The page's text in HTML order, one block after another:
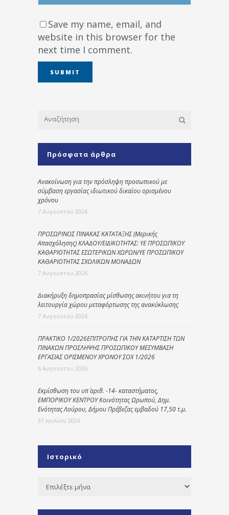
Save my name, email, and
website in this browser for the
next time I comment.
Πρόσφατα άρθρα
Ανακοίνωση για την πρόσληψη προσωπικού με
σύμβαση εργασίας ιδιωτικού δικαίου ορισμένου
χρόνου
7 Αυγούστου 2026
ΠΡΟΣΩΡΙΝΟΣ ΠΙΝΑΚΑΣ ΚΑΤΑΤΑΞΗΣ (Μερικής
Απασχόλησης) ΚΛΑΔΟΥ/ΕΙΔΙΚΟΤΗΤΑΣ: ΥΕ ΠΡΟΣΩΠΙΚΟΥ
ΚΑΘΑΡΙΟΤΗΤΑΣ ΕΣΩΤΕΡΙΚΩΝ ΧΩΡΩΝ/ΥΕ ΠΡΟΣΩΠΙΚΟΥ
ΚΑΘΑΡΙΟΤΗΤΑΣ ΣΧΟΛΙΚΩΝ ΜΟΝΑΔΩΝ
7 Αυγούστου 2026
Διακήρυξη δημοπρασίας μίσθωσης ακινήτου για τη
λειτουργία χώρου μεταφόρτωσης της ανακύκλωσης
7 Αυγούστου 2026
ΠΡΑΚΤΙΚΟ 1/2026ΕΠΙΤΡΟΠΗΣ ΓΙΑ ΤΗΝ ΚΑΤΑΡΤΙΣΗ ΤΩΝ
ΠΙΝΑΚΩΝ ΠΡΟΣΛΗΨΗΣ ΠΡΟΣΩΠΙΚΟΥ ΜΕΣΥΜΒΑΣΗ
ΕΡΓΑΣΙΑΣ ΟΡΙΣΜΕΝΟΥ ΧΡΟΝΟΥ ΣΟΧ 1/2026
6 Αυγούστου 2026
Εκμίσθωση του υπ΄ αριθ. -14- καταστήματος,
ΕΜΠΟΡΙΚΟΥ ΚΕΝΤΡΟΥ Κοινότητας Ωρωπού, Δημ.
Ενότητας Λούρου, Δήμου Πρέβεζας εμβαδού 17,50 τ.μ.
31 Ιουλίου 2026
Ιστορικό
Ιστορικό